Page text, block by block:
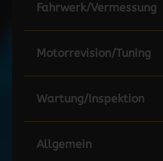
Fahrwerk/Vermessung
Motorrevision/Tuning
Wartung/Inspektion
Allgemein